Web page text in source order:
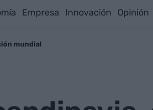
Empresa Innovación Opinión
mundial